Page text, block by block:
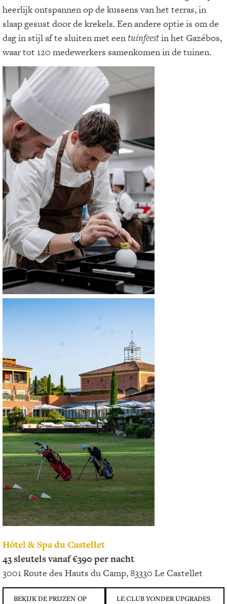
heerlijk ontspannen op de kussens van het terras, in
slaap gesust door de krekels. Een andere optie is om de
dag in stijl af te sluiten met eentuinfeestin het Gazébos,
waar tot 120 medewerkers samenkomen in de tuinen.
Hôtel & Spa du Castellet
43 sleutels vanaf €390 per nacht
3001 Route des Hauts du Camp, 83330 Le Castellet
BEKIJK DE PRIJZEN OP
LE CLUB YONDER UPGRADES